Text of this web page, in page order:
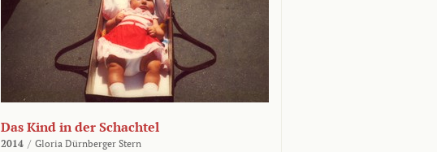
Das Kind in der Schachtel
2014 / Gloria Dürnberger Stern